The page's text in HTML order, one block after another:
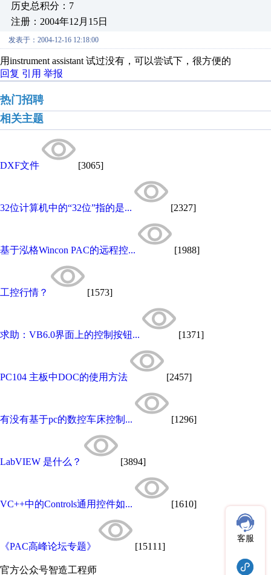
历史总积分：7
注册：2004年12月15日
发表于：2004-12-16 12:18:00
用instrument assistant 试过没有，可以尝试下，很方便的
回复 引用 举报
热门招聘
相关主题
DXF文件 [3065]
32位计算机中的“32位”指的是... [2327]
基于泓格Wincon PAC的远程控... [1988]
工控行情？ [1573]
求助：VB6.0界面上的控制按钮... [1371]
PC104 主板中DOC的使用方法 [2457]
有没有基于pc的数控车床控制... [1296]
LabVIEW 是什么？ [3894]
VC++中的Controls通用控件如... [1610]
《PAC高峰论坛专题》 [15111]
官方公众号智造工程师
客服